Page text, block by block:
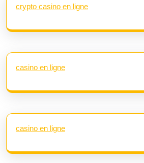
crypto casino en ligne
casino en ligne
casino en ligne